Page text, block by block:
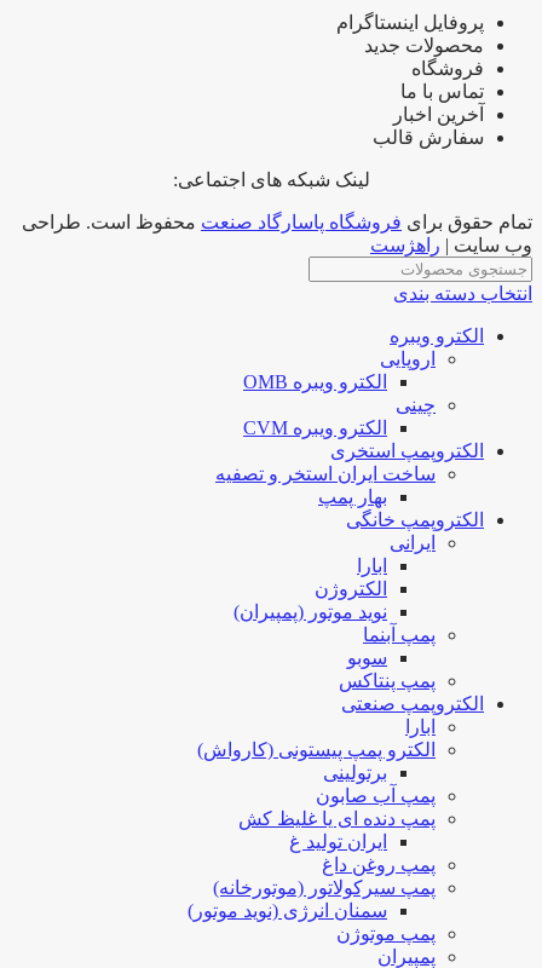
پروفایل اینستاگرام
محصولات جدید
فروشگاه
تماس با ما
آخرین اخبار
سفارش قالب
لینک شبکه های اجتماعی:
تمام حقوق برای فروشگاه پاسارگاد صنعت محفوظ است. طراحی
وب سایت | راهژست
انتخاب دسته بندی
الکترو ویبره
اروپایی
الکترو ویبره OMB
چینی
الکترو ویبره CVM
الکتروپمپ استخری
ساخت ایران استخر و تصفیه
بهار پمپ
الکتروپمپ خانگی
ایرانی
ابارا
الکتروژن
نوید موتور (پمپیران)
پمپ آبنما
سوبو
پمپ پنتاکس
الکتروپمپ صنعتی
ابارا
الکترو پمپ پیستونی (کارواش)
برتولینی
پمپ آب صابون
پمپ دنده ای یا غلیظ کش
ایران تولید غ
پمپ روغن داغ
پمپ سیرکولاتور (موتورخانه)
سمنان انرژی (نوید موتور)
پمپ موتوژن
پمپیران